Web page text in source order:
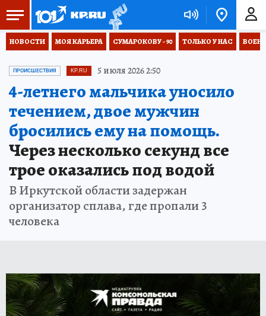
НОВОСТИ МОЯ КАРЬЕРА СУМАРОКОВУ - 90 ТОЛЬКО У НАС
ПРОИСШЕСТВИЯ KP.RU 5 июля 2026 2:50
4-летнего мальчика уносило
течением, двое мужчин
бросились ему на помощь.
Через несколько секунд все
трое оказались под водой
В Иркутской области задержан
организатор сплава, где пропали 3
человека